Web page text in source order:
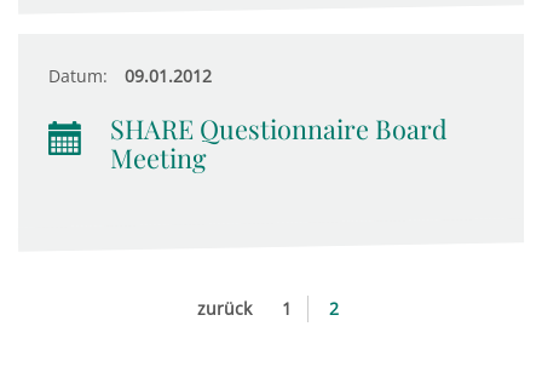
Datum: 09.01.2012
SHARE Questionnaire Board
Meeting
zurück 1 2